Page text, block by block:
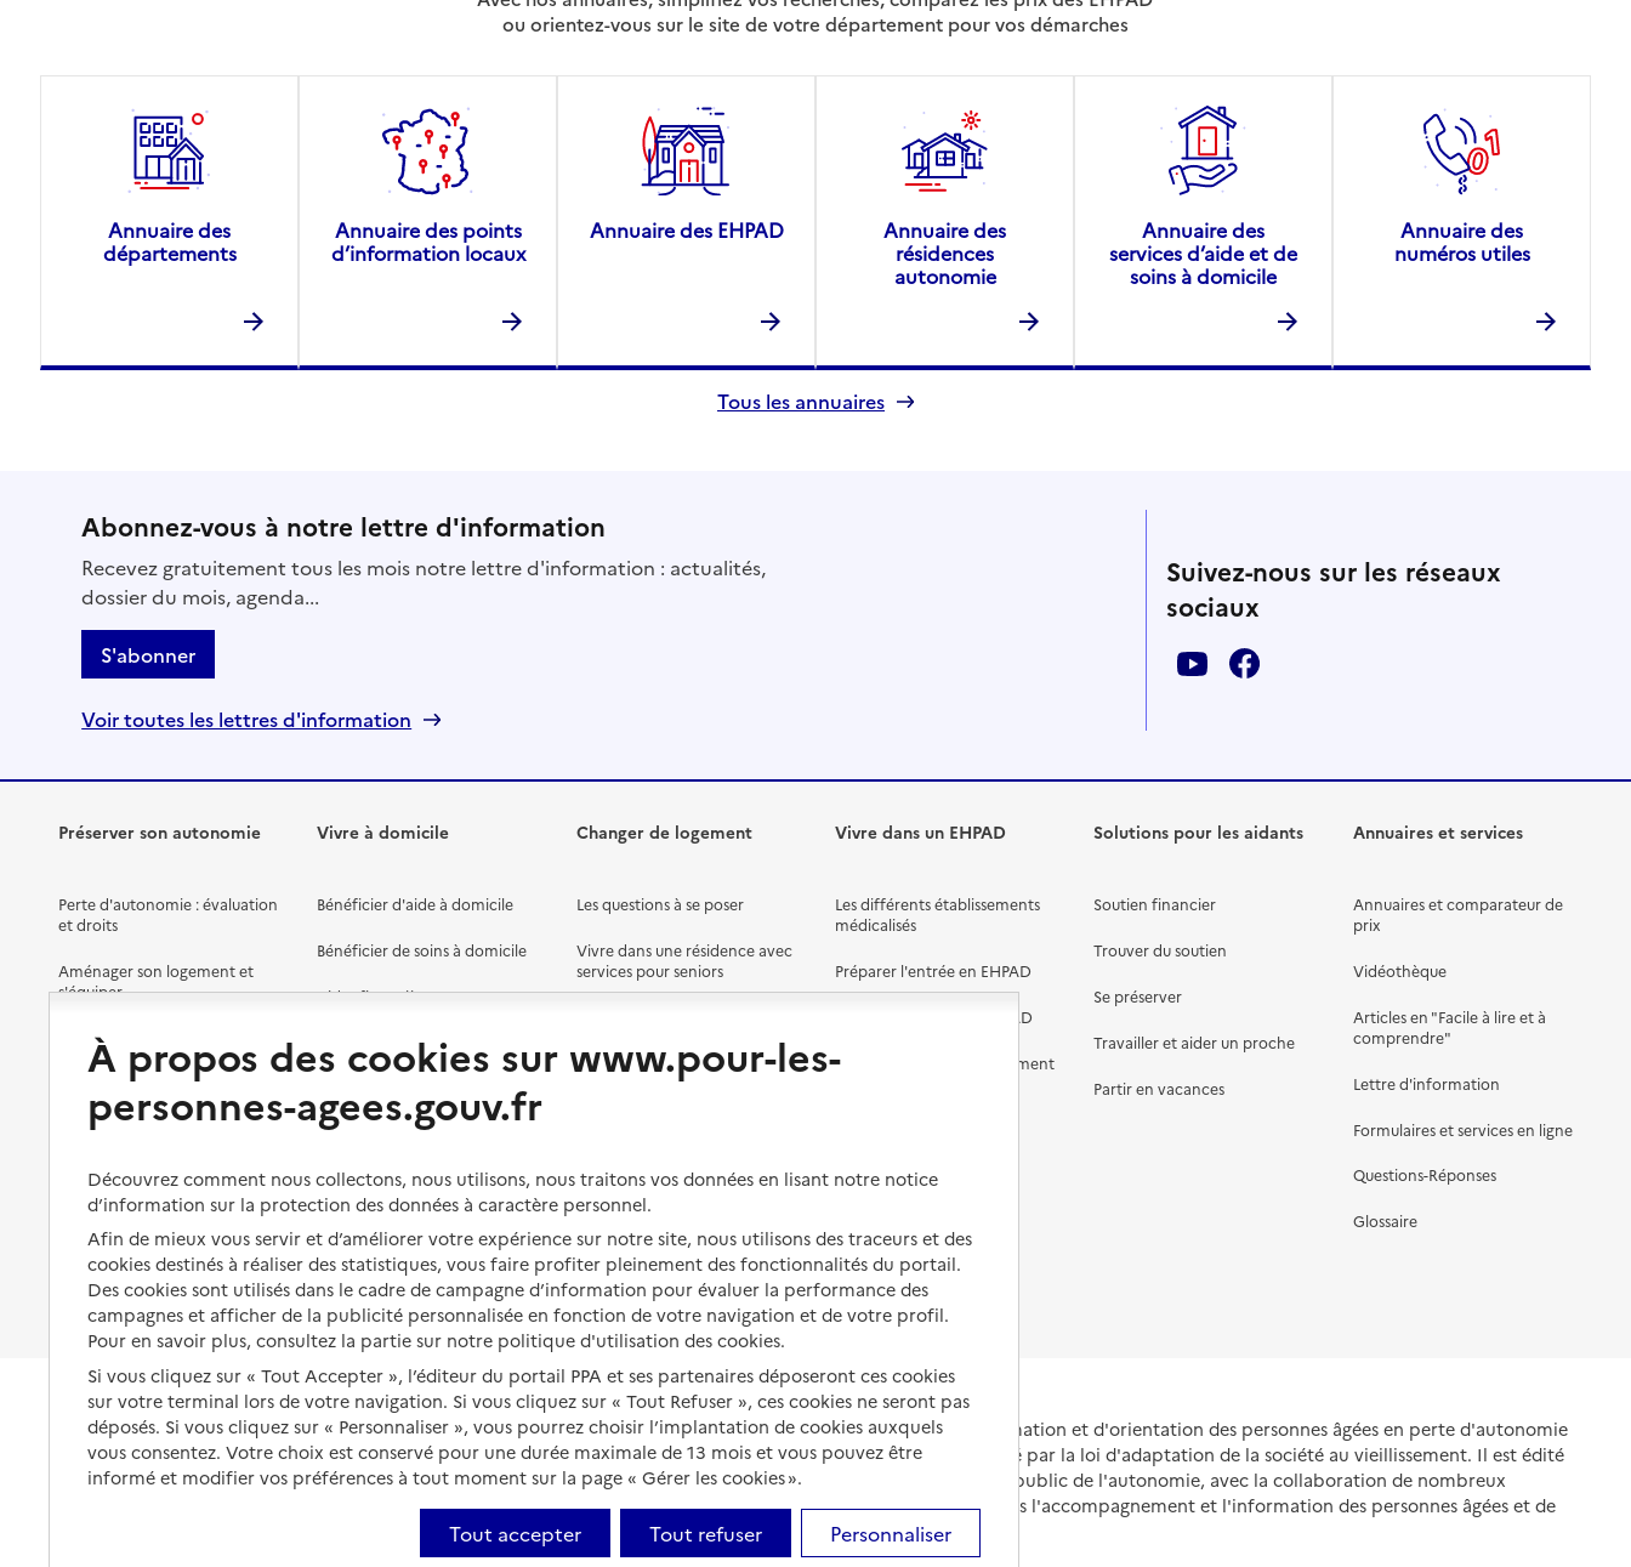
ou orientez-vous sur le site de votre département pour vos démarches
Annuaire des
départements
Annuaire des points
d’information locaux
Annuaire des EHPAD
Annuaire des
résidences
autonomie
Annuaire des
services d’aide et de
soins à domicile
Annuaire des
numéros utiles
Tous les annuaires
Abonnez-vous à notre lettre d'information
Recevez gratuitement tous les mois notre lettre d'information : actualités,
dossier du mois, agenda...
S'abonner
Voir toutes les lettres d'information
Suivez-nous sur les réseaux
sociaux
Préserver son autonomie
Perte d'autonomie : évaluation
et droits
Aménager son logement et
s'équiper
Préserver son autonomie et sa
santé
Organiser à l'avance sa propre
protection
Les mesures de protection
Les obligations de la famille
À qui s’adresser ?
Les politiques du grand âge
Vivre à domicile
Bénéficier d'aide à domicile
Bénéficier de soins à domicile
Aides financières
Solutions d'accueil temporaire
Vivre à domicile avec une
Être hospitalisé
Fin de vie à domicile
Changer de logement
Les questions à se poser
Vivre dans une résidence avec
services pour seniors
Vivre en accueil familial
Vivre dans un EHPAD
Les différents établissements
médicalisés
Préparer l'entrée en EHPAD
Aides financières en EHPAD
Prévention, accompagnement
Fin de vie en EHPAD
Solutions pour les aidants
Soutien financier
Trouver du soutien
Se préserver
Travailler et aider un proche
Partir en vacances
Annuaires et services
Annuaires et comparateur de
prix
Vidéothèque
Articles en "Facile à lire et à
comprendre"
Lettre d'information
Formulaires et services en ligne
Questions-Réponses
Glossaire
Portail national d'information et d'orientation des personnes âgées en perte d'autonomie
et de leurs proches, créé par la loi d'adaptation de la société au vieillissement. Il est édité
et animé par le Service public de l'autonomie, avec la collaboration de nombreux
partenaires engagés dans l'accompagnement et l'information des personnes âgées et de
leurs aidants.
À propos des cookies sur www.pour-les-
personnes-agees.gouv.fr
Découvrez comment nous collectons, nous utilisons, nous traitons vos données en lisant notre notice
d’information sur la protection des données à caractère personnel.
Afin de mieux vous servir et d’améliorer votre expérience sur notre site, nous utilisons des traceurs et des
cookies destinés à réaliser des statistiques, vous faire profiter pleinement des fonctionnalités du portail.
Des cookies sont utilisés dans le cadre de campagne d’information pour évaluer la performance des
campagnes et afficher de la publicité personnalisée en fonction de votre navigation et de votre profil.
Pour en savoir plus, consultez la partie sur notre politique d'utilisation des cookies.
Si vous cliquez sur « Tout Accepter », l’éditeur du portail PPA et ses partenaires déposeront ces cookies
sur votre terminal lors de votre navigation. Si vous cliquez sur « Tout Refuser », ces cookies ne seront pas
déposés. Si vous cliquez sur « Personnaliser », vous pourrez choisir l’implantation de cookies auxquels
vous consentez. Votre choix est conservé pour une durée maximale de 13 mois et vous pouvez être
informé et modifier vos préférences à tout moment sur la page « Gérer les cookies ».
Tout accepter Tout refuser Personnaliser